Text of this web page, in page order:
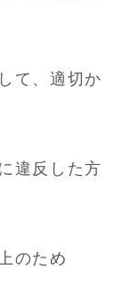
て、適切か
違反した方
のため